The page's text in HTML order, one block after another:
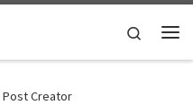
Search
Post Creator